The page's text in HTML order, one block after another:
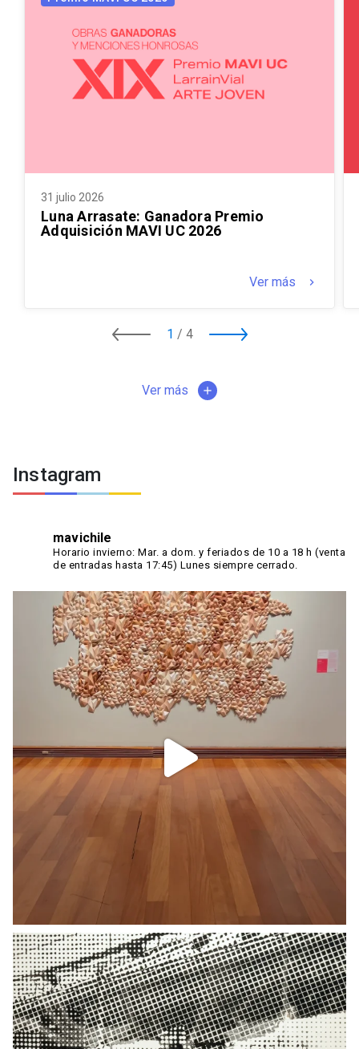
31 julio 2026
Luna Arrasate: Ganadora Premio
Adquisición MAVI UC 2026
Ver más keyboard_arrow_right
1 / 4
Ver más add
Instagram
mavichile
Horario invierno: Mar. a dom. y feriados de 10 a 18 h (venta
de entradas hasta 17:45) Lunes siempre cerrado.